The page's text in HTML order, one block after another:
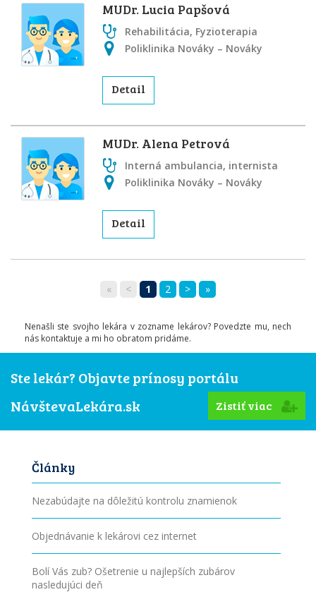
MUDr. Lucia Papšová
Rehabilitácia, Fyzioterapia
Poliklinika Nováky – Nováky
Detail
MUDr. Alena Petrová
Interná ambulancia, internista
Poliklinika Nováky – Nováky
Detail
« < 1 2 > »
Nenašli ste svojho lekára v zozname lekárov? Povedzte mu, nech
nás kontaktuje a mi ho obratom pridáme.
Ste lekár? Objavte prínosy portálu
NávštevaLekára.sk
Zistiť viac
Články
Nezabúdajte na dôležitú kontrolu znamienok
Objednávanie k lekárovi cez internet
Bolí Vás zub? Ošetrenie u najlepších zubárov
nasledujúci deň